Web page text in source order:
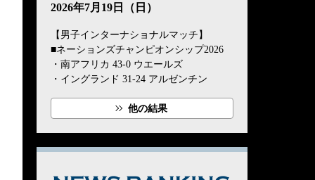
2026年7月19日（日）
【男子インターナショナルマッチ】
■ネーションズチャンピオンシップ2026
・南アフリカ 43-0 ウエールズ
・イングランド 31-24 アルゼンチン
他の結果